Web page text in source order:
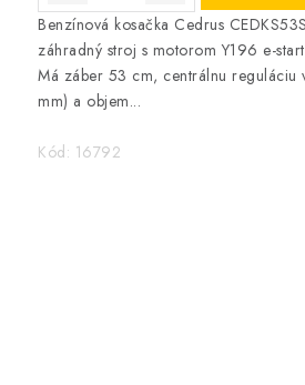
Benzínová kosačka Cedrus
záhradný stroj s motorom Y196 e-
Má záber 53 cm, centrálnu reguláciu
mm) a objem...
Kód: 16792